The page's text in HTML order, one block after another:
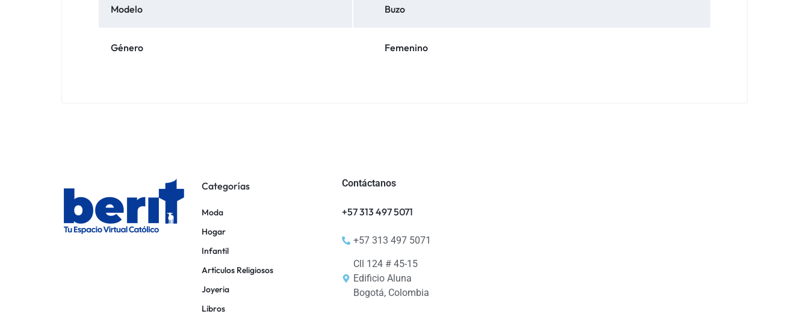
Modelo Buzo
Género Femenino
Categorías
Moda
Hogar
Infantil
Artículos Religiosos
Joyeria
Libros
Contáctanos
+57 313 497 5071
+57 313 497 5071
Cll 124 # 45-15
Edificio Aluna
Bogotá, Colombia